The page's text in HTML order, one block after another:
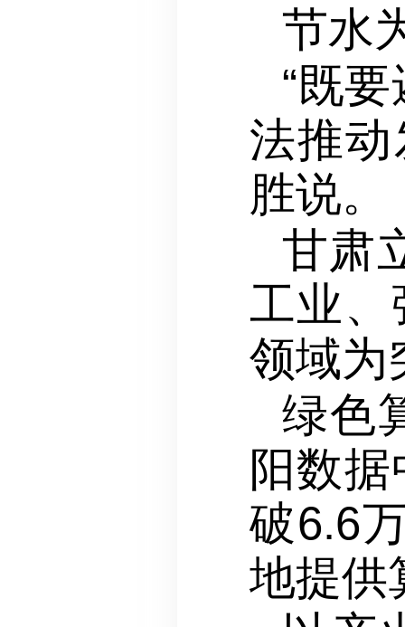
节水
“既
法推
胜说。
甘肃
工业、
领域为
绿色
阳数
破6.6
地提供